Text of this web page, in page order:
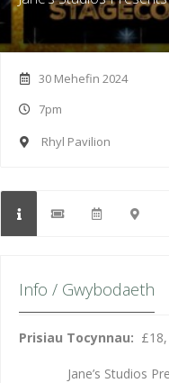
30 Mehefin 2024
7pm
Rhyl Pavilion
Info / Gwybodaeth
Prisiau Tocynnau:
Jane’s Studios